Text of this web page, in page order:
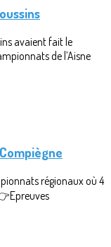
avaient fait le
de l’Aisne
régionaux où 4